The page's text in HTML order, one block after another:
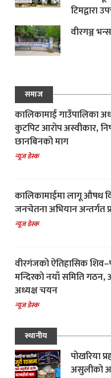
टिमद्वारा
वीरगञ्ज
समाज
कालिकामाई गाउँपालिका
कुटपिट आरोप अस्वीकार,
छानबिनको माग
न्यूज डेस्क
कालिकामाईमा लागू औषध
जनचेतना अभियान अन्तर्गत
न्यूज डेस्क
वीरगंजको ऐतिहासिक
मन्दिरको नयाँ समिति
अध्यक्ष चयन
न्यूज डेस्क
स्थानीय
पोखरिया
असुलीको